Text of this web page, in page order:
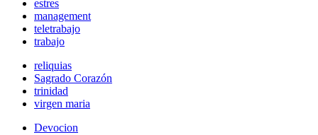
estres
management
teletrabajo
trabajo
reliquias
Sagrado Corazón
trinidad
virgen maria
Devocion